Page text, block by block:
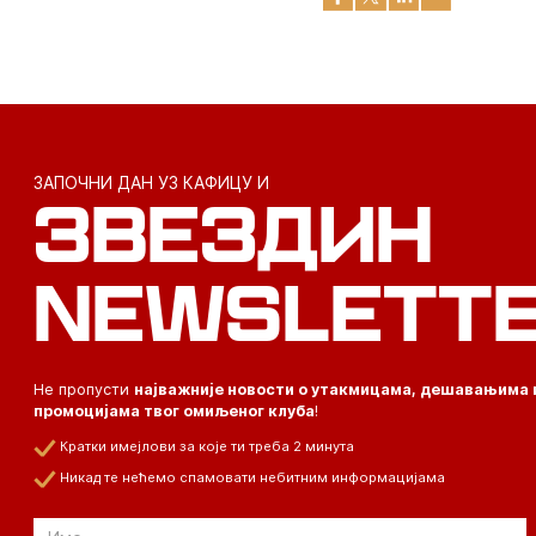
ЗАПОЧНИ ДАН УЗ КАФИЦУ И
ЗВЕЗДИН
Не пропусти најважније новости о утакмицама, дешавањима
промоцијама твог омиљеног клуба!
Кратки имејлови за које ти треба 2 минута
Никад те нећемо спамовати небитним информацијама
Email